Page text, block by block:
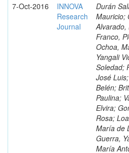
7-Oct-2016
INNOVA
Research
Journal
Durán
Mauricio;
Alvarado,
Franco,
Ochoa,
Yangali
Soledad;
José
Belén;
Paulina;
Elvira;
Rosa;
María de
Guerra,
María